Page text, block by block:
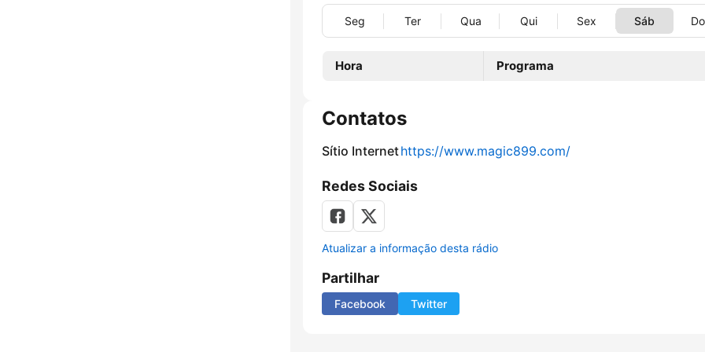
Seg Ter Qua Qui Sex Sáb
Hora Programa
Contatos
Sítio Internethttps://www.magic899.com/
Redes Sociais
Atualizar a informação desta rádio
Partilhar
Facebook Twitter